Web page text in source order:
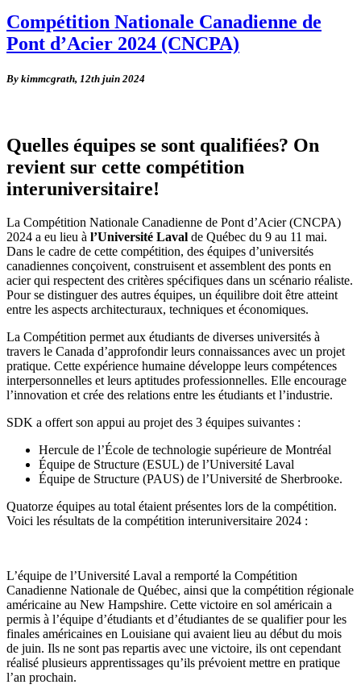
Compétition Nationale Canadienne de
Pont d’Acier 2024 (CNCPA)
By kimmcgrath, 12th juin 2024
Quelles équipes se sont qualifiées? On
revient sur cette compétition
interuniversitaire!
La Compétition Nationale Canadienne de Pont d’Acier (CNCPA)
2024 a eu lieu à l’Université Laval de Québec du 9 au 11 mai.
Dans le cadre de cette compétition, des équipes d’universités
canadiennes conçoivent, construisent et assemblent des ponts en
acier qui respectent des critères spécifiques dans un scénario réaliste.
Pour se distinguer des autres équipes, un équilibre doit être atteint
entre les aspects architecturaux, techniques et économiques.
La Compétition permet aux étudiants de diverses universités à
travers le Canada d’approfondir leurs connaissances avec un projet
pratique. Cette expérience humaine développe leurs compétences
interpersonnelles et leurs aptitudes professionnelles. Elle encourage
l’innovation et crée des relations entre les étudiants et l’industrie.
SDK a offert son appui au projet des 3 équipes suivantes :
Hercule de l’École de technologie supérieure de Montréal
Équipe de Structure (ESUL) de l’Université Laval
Équipe de Structure (PAUS) de l’Université de Sherbrooke.
Quatorze équipes au total étaient présentes lors de la compétition.
Voici les résultats de la compétition interuniversitaire 2024 :
L’équipe de l’Université Laval a remporté la Compétition
Canadienne Nationale de Québec, ainsi que la compétition régionale
américaine au New Hampshire. Cette victoire en sol américain a
permis à l’équipe d’étudiants et d’étudiantes de se qualifier pour les
finales américaines en Louisiane qui avaient lieu au début du mois
de juin. Ils ne sont pas repartis avec une victoire, ils ont cependant
réalisé plusieurs apprentissages qu’ils prévoient mettre en pratique
l’an prochain.